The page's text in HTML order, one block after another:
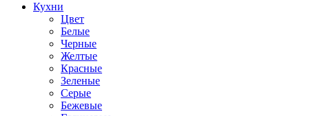
Кухни
Цвет
Белые
Черные
Желтые
Красные
Зеленые
Серые
Бежевые